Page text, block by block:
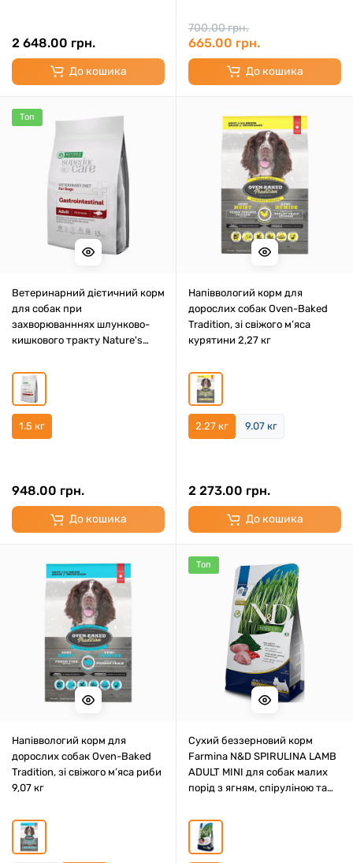
2 648.00 грн.
До кошика
700.00 грн.
665.00 грн.
До кошика
Топ
Ветеринарний дієтичний корм
для собак при
захворюванннях шлунково-
кишкового тракту Nature's
Veterinary Diet Gastrointestinal
White Fish Adult All Breed Dogs
з білою рибою 1.5 кг
1.5 кг
948.00 грн.
До кошика
Напіввологий корм для
дорослих собак Oven-Baked
Tradition, зі свіжого м’яса
курятини 2,27 кг
2.27 кг 9.07 кг
2 273.00 грн.
До кошика
Напіввологий корм для
дорослих собак Oven-Baked
Tradition, зі свіжого м’яса риби
9,07 кг
Топ
Сухий беззерновий корм
Farmina N&D SPIRULINA LAMB
ADULT MINI для собак малих
порід з ягням, спіруліною та